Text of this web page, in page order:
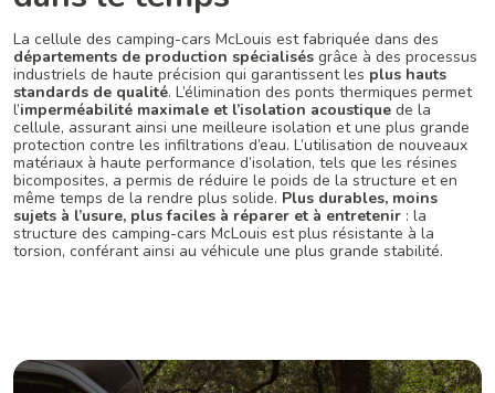
La cellule des camping-cars McLouis est fabriquée dans des
départements de production spécialisés grâce à des processus
industriels de haute précision qui garantissent les plus hauts
standards de qualité. L’élimination des ponts thermiques permet
l’imperméabilité maximale et l’isolation acoustique de la
cellule, assurant ainsi une meilleure isolation et une plus grande
protection contre les infiltrations d’eau. L’utilisation de nouveaux
matériaux à haute performance d’isolation, tels que les résines
bicomposites, a permis de réduire le poids de la structure et en
même temps de la rendre plus solide. Plus durables, moins
sujets à l’usure, plus faciles à réparer et à entretenir : la
structure des camping-cars McLouis est plus résistante à la
torsion, conférant ainsi au véhicule une plus grande stabilité.